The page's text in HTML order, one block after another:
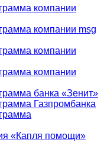
компании
компании msg
компании
компании
банка «Зенит»
Газпромбанка
«Капля помощи»